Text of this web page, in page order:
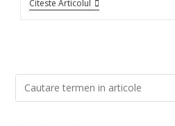
Citeste Articolul